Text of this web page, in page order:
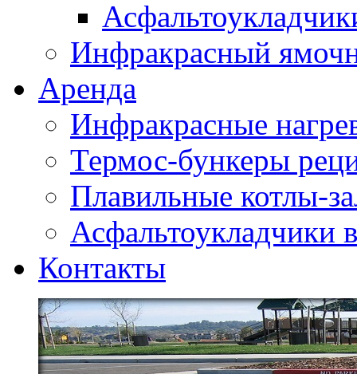
Инфракрасный
Аренда
Инфракрасные
Термос-бункеры
Плавильные котлы-
Асфальтоукладчики
Контакты